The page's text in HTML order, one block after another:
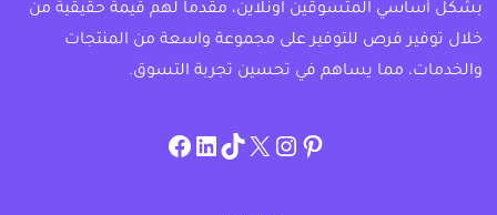
بشكل أساسي المتسوقين اونلاين، مقدماً لهم قيمة حقيقية من
خلال توفير فرص للتوفير على مجموعة واسعة من المنتجات
والخدمات، مما يساهم في تحسين تجربة التسوق.
pinterest
allcouponat
twitter
TikTok
linkedin
facebook